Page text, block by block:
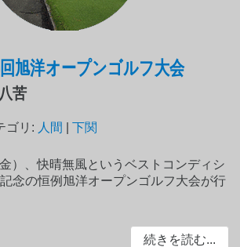
回旭洋オープンゴルフ大会
苦
ゴリ: 人間 |下関
）、快晴無風というベストコンディシ
念の恒例旭洋オープンゴルフ大会が行
続きを読む...